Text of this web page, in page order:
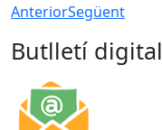
AnteriorSegüent
Butlletí digital